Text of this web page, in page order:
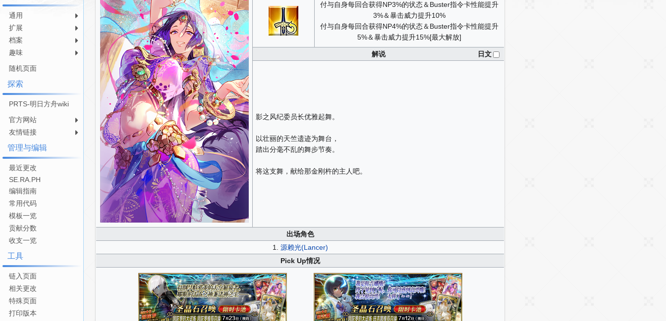
付与自身每回合获得NP3%的状态＆Buster指令卡性能提升
3%＆暴击威力提升10%
付与自身每回合获得NP4%的状态＆Buster指令卡性能提升
5%＆暴击威力提升15%[最大解放]
解说 日文
影之风纪委员长优雅起舞。
以壮丽的天竺遗迹为舞台，
踏出分毫不乱的舞步节奏。
将这支舞，献给那金刚杵的主人吧。
出场角色
1. 源赖光(Lancer)
Pick Up情况
通用
扩展
档案
趣味
随机页面
探索
PRTS-明日方舟wiki
官方网站
友情链接
管理与编辑
最近更改
SE.RA.PH
编辑指南
常用代码
模板一览
贡献分数
收支一览
工具
链入页面
相关更改
特殊页面
打印版本